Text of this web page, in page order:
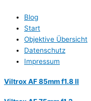
Blog
Start
Objektive Übersicht
Datenschutz
Impressum
Viltrox AF 85mm f1.8 II